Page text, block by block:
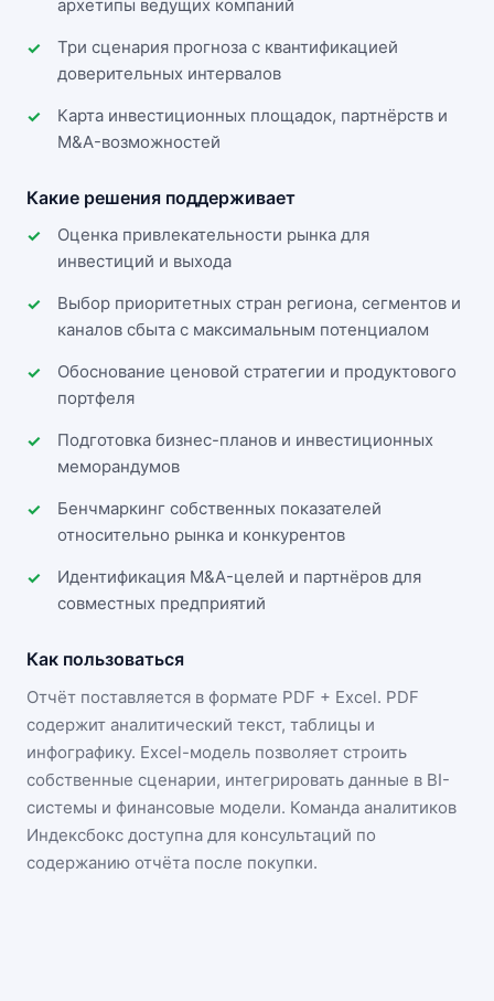
архетипы ведущих компаний
Три сценария прогноза с квантификацией
доверительных интервалов
Карта инвестиционных площадок, партнёрств и
M&A-возможностей
Какие решения поддерживает
Оценка привлекательности рынка для
инвестиций и выхода
Выбор приоритетных стран региона, сегментов и
каналов сбыта с максимальным потенциалом
Обоснование ценовой стратегии и продуктового
портфеля
Подготовка бизнес-планов и инвестиционных
меморандумов
Бенчмаркинг собственных показателей
относительно рынка и конкурентов
Идентификация M&A-целей и партнёров для
совместных предприятий
Как пользоваться
Отчёт поставляется в формате PDF + Excel. PDF
содержит аналитический текст, таблицы и
инфографику. Excel-модель позволяет строить
собственные сценарии, интегрировать данные в BI-
системы и финансовые модели. Команда аналитиков
Индексбокс доступна для консультаций по
содержанию отчёта после покупки.